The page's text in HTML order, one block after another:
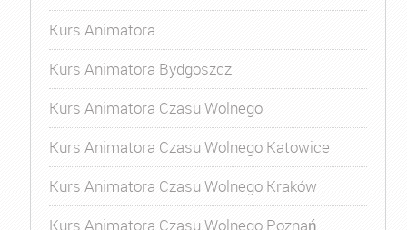
Kurs Animatora
Kurs Animatora Bydgoszcz
Kurs Animatora Czasu Wolnego
Kurs Animatora Czasu Wolnego Katowice
Kurs Animatora Czasu Wolnego Kraków
Kurs Animatora Czasu Wolnego Poznań